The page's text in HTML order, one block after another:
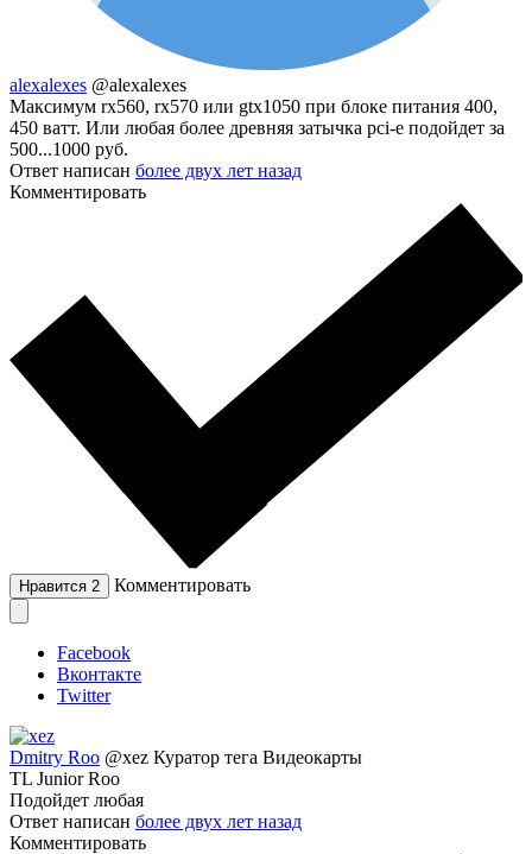
alexalexes @alexalexes
Максимум rx560, rx570 или gtx1050 при блоке питания 400,
450 ватт. Или любая более древняя затычка pci-e подойдет за
500...1000 руб.
Ответ написан более двух лет назад
Комментировать
Нравится 2 Комментировать
Facebook
Вконтакте
Twitter
Dmitry Roo @xez Куратор тега Видеокарты
TL Junior Roo
Подойдет любая
Ответ написан более двух лет назад
Комментировать